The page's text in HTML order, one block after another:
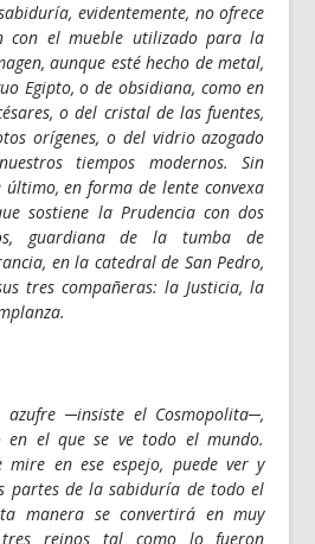
evidentemente, no ofrece
con el mueble utilizado para la
aunque esté hecho de metal,
Egipto, o de obsidiana, como en
o del cristal de las fuentes,
orígenes, o del vidrio azogado
tiempos modernos. Sin
último, en forma de lente convexa
sostiene la Prudencia con dos
guardiana de la tumba de
en la catedral de San Pedro,
tres compañeras: la Justicia, la
─insiste el Cosmopolita─,
en el que se ve todo el mundo.
mire en ese espejo, puede ver y
partes de la sabiduría de todo el
manera se convertirá en muy
reinos tal como lo fueron